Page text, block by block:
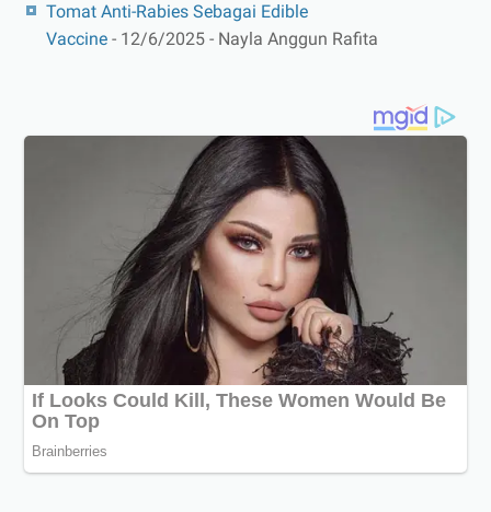
Tomat Anti-Rabies Sebagai Edible
Vaccine - 12/6/2025 - Nayla Anggun Rafita